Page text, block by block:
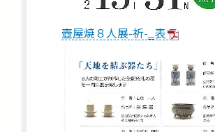
壺屋焼８人展-祈-‗表